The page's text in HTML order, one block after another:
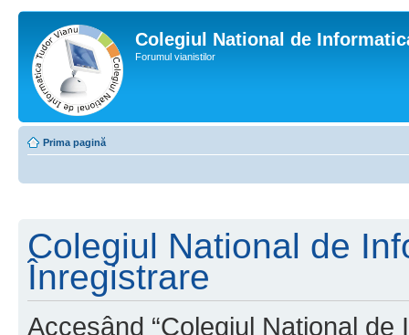
Colegiul National de
Forumul vianistilor
Prima pagină
Colegiul National de
Înregistrare
Accesând “Colegiul National de